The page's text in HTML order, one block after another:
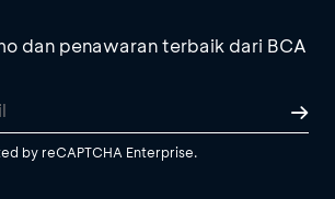
dan penawaran terbaik dari BCA
by reCAPTCHA Enterprise.